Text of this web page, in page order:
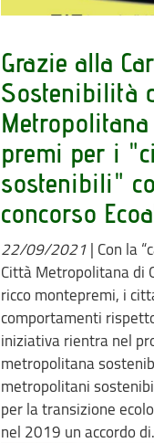
Grazie alla
Sostenibilità
premi per i
sostenibili"
concorso
22/09/2021 | Con la
Città Metropolitana di
ricco montepremi, i
comportamenti
iniziativa rientra nel
metropolitana
metropolitani
per la transizione
nel 2019 un accordo